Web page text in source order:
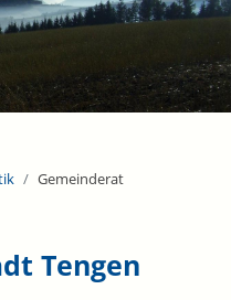
Gemeinderat
Tengen